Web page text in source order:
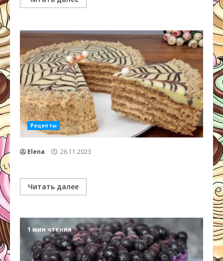
Рецепты
Elena 26.11.2023
Читать далее
1 мин чтения